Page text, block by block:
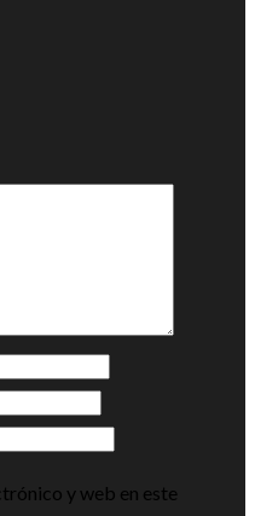
y web en este